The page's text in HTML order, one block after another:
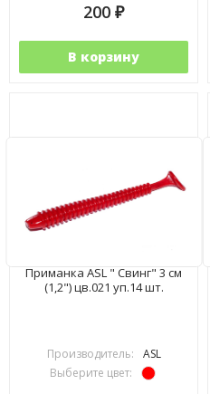
200 ₽
В корзину
Приманка ASL " Свинг" 3 см
(1,2") цв.021 уп.14 шт.
Производитель:
ASL
Выберите цвет: